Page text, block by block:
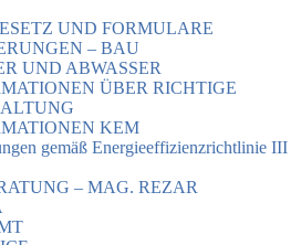
UND FORMULARE
– BAU
UND ABWASSER
ÜBER RICHTIGE
KEM
gemäß Energieeffizienzrichtlinie III
– MAG. REZAR